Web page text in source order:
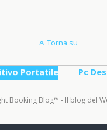
Torna su
Portatile Pc
Booking Blog™ - Il blog del